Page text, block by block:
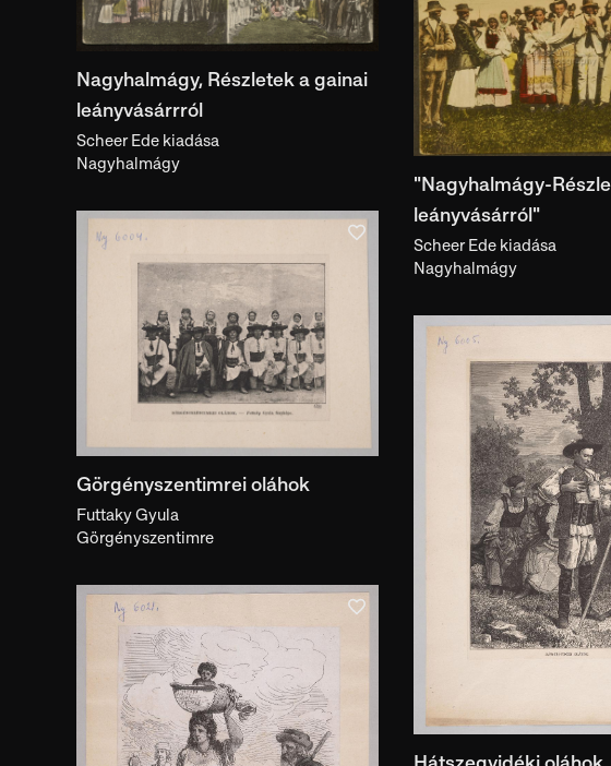
Gyűjtő
gyűjtő
Kiállításban Irodalmi
Nagyhalmágy, Részletek a gainai
leányvásárrról
Scheer Ede kiadása
Nagyhalmágy
"Nagyhalmágy-
leányvásárról"
Scheer Ede kiadása
Nagyhalmágy
Görgényszentimrei oláhok
Futtaky Gyula
Görgényszentimre